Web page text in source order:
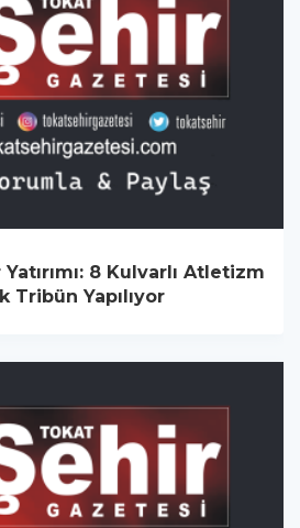
8 Kulvarlı Atletizm
Tribün Yapılıyor